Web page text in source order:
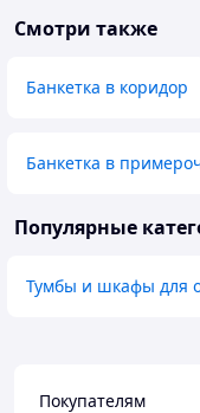
Смотри также
Банкетка в коридор
Банкетка в
Популярные
Тумбы и шкафы для
Покупателям